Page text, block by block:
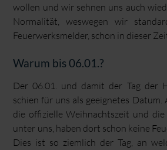
wollen und wir sehnen uns auch
Normalität, weswegen wir
Feuerwerksmelder, schon in dieser
Warum bis 06.01.?
Der 06.01. und damit der Tag der
schien für uns als geeignetes Datum.
die offizielle Weihnachtszeit und
unter uns, haben dort schon keine
Dies ist so ziemlich der Tag, an